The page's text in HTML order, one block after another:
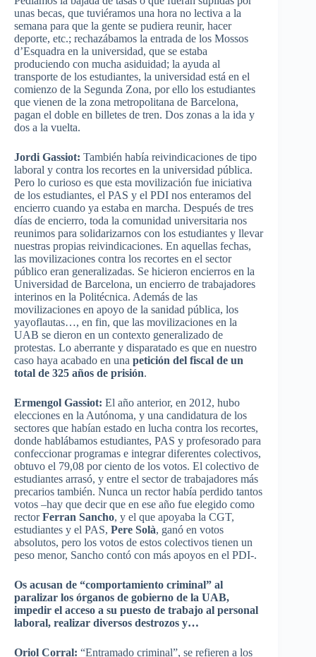
unas becas, que tuviéramos una hora no lectiva a la
semana para que la gente se pudiera reunir, hacer
deporte, etc.; rechazábamos la entrada de los Mossos
d’Esquadra en la universidad, que se estaba
produciendo con mucha asiduidad; la ayuda al
transporte de los estudiantes, la universidad está en el
comienzo de la Segunda Zona, por ello los estudiantes
que vienen de la zona metropolitana de Barcelona,
pagan el doble en billetes de tren. Dos zonas a la ida y
dos a la vuelta.
Jordi Gassiot: También había reivindicaciones de tipo
laboral y contra los recortes en la universidad pública.
Pero lo curioso es que esta movilización fue iniciativa
de los estudiantes, el PAS y el PDI nos enteramos del
encierro cuando ya estaba en marcha. Después de tres
días de encierro, toda la comunidad universitaria nos
reunimos para solidarizarnos con los estudiantes y llevar
nuestras propias reivindicaciones. En aquellas fechas,
las movilizaciones contra los recortes en el sector
público eran generalizadas. Se hicieron encierros en la
Universidad de Barcelona, un encierro de trabajadores
interinos en la Politécnica. Además de las
movilizaciones en apoyo de la sanidad pública, los
yayoflautas…, en fin, que las movilizaciones en la
UAB se dieron en un contexto generalizado de
protestas. Lo aberrante y disparatado es que en nuestro
caso haya acabado en una petición del fiscal de un
total de 325 años de prisión.
Ermengol Gassiot: El año anterior, en 2012, hubo
elecciones en la Autónoma, y una candidatura de los
sectores que habían estado en lucha contra los recortes,
donde hablábamos estudiantes, PAS y profesorado para
confeccionar programas e integrar diferentes colectivos,
obtuvo el 79,08 por ciento de los votos. El colectivo de
estudiantes arrasó, y entre el sector de trabajadores más
precarios también. Nunca un rector había perdido tantos
votos –hay que decir que en ese año fue elegido como
rectorFerran Sancho, y el que apoyaba la CGT,
estudiantes y el PAS, Pere Solà, ganó en votos
absolutos, pero los votos de estos colectivos tienen un
peso menor, Sancho contó con más apoyos en el PDI-.
Os acusan de “comportamiento criminal” al
paralizar los órganos de gobierno de la UAB,
impedir el acceso a su puesto de trabajo al personal
laboral, realizar diversos destrozos y…
Oriol Corral: “Entramado criminal”, se refieren a los